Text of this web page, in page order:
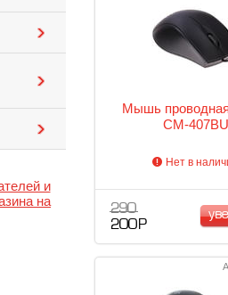
Мышь
CM-407BU
Нет в
290
200 Р